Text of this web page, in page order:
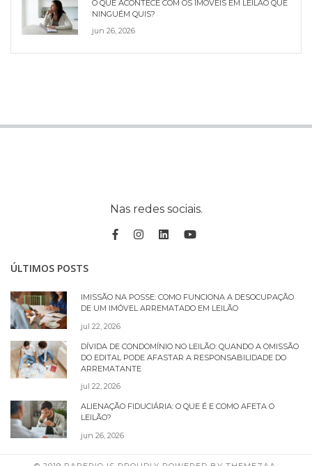
O QUE ACONTECE COM OS IMÓVEIS EM LEILÃO QUE
NINGUÉM QUIS?
jun 26, 2026
Nas redes sociais.
ÚLTIMOS POSTS
IMISSÃO NA POSSE: COMO FUNCIONA A DESOCUPAÇÃO
DE UM IMÓVEL ARREMATADO EM LEILÃO
jul 22, 2026
DÍVIDA DE CONDOMÍNIO NO LEILÃO: QUANDO A OMISSÃO
DO EDITAL PODE AFASTAR A RESPONSABILIDADE DO
ARREMATANTE
jul 22, 2026
ALIENAÇÃO FIDUCIÁRIA: O QUE É E COMO AFETA O
LEILÃO?
jun 26, 2026